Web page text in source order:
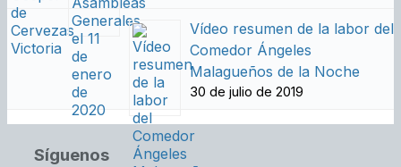
Vídeo resumen de la labor del
Comedor Ángeles
Malagueños de la Noche
30 de julio de 2019
Síguenos